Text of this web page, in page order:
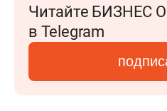
Читайте БИЗНЕС
в Telegram